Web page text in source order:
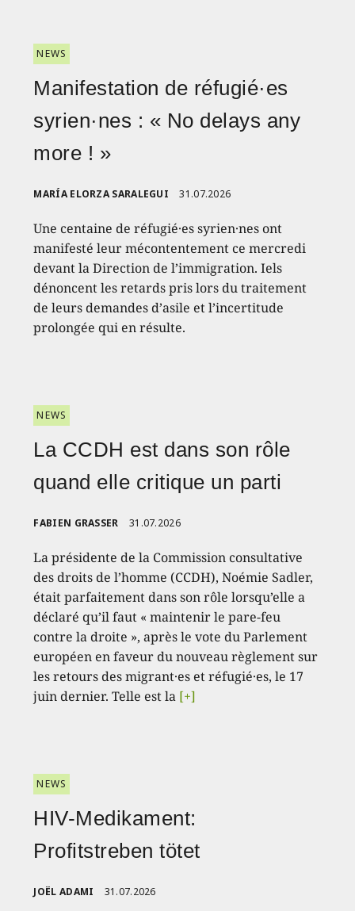
NEWS
Manifestation de réfugié·es
syrien·nes : « No delays any
more ! »
MARÍA ELORZA SARALEGUI 31.07.2026
Une centaine de réfugié·es syrien·nes ont
manifesté leur mécontentement ce mercredi
devant la Direction de l’immigration. Iels
dénoncent les retards pris lors du traitement
de leurs demandes d’asile et l’incertitude
prolongée qui en résulte.
NEWS
La CCDH est dans son rôle
quand elle critique un parti
FABIEN GRASSER 31.07.2026
La présidente de la Commission consultative
des droits de l’homme (CCDH), Noémie Sadler,
était parfaitement dans son rôle lorsqu’elle a
déclaré qu’il faut « maintenir le pare-feu
contre la droite », après le vote du Parlement
européen en faveur du nouveau règlement sur
les retours des migrant·es et réfugié·es, le 17
juin dernier. Telle est la [+]
NEWS
HIV-Medikament:
Profitstreben tötet
JOËL ADAMI 31.07.2026